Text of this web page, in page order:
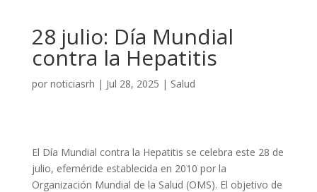
28 julio: Día Mundial
contra la Hepatitis
por noticiasrh | Jul 28, 2025 | Salud
El Día Mundial contra la Hepatitis se celebra este 28 de
julio, efeméride establecida en 2010 por la
Organización Mundial de la Salud (OMS). El objetivo de